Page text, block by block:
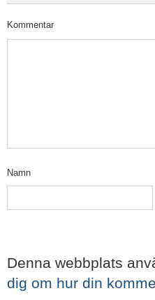
Kommentar
Namn
Denna webbplats
dig om hur din